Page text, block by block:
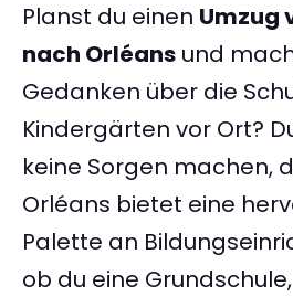
Planst du einen Umzug
nach Orléans und
Gedanken über die
Kindergärten vor Ort?
keine Sorgen machen,
Orléans bietet eine
Palette an
ob du eine Grundschule,